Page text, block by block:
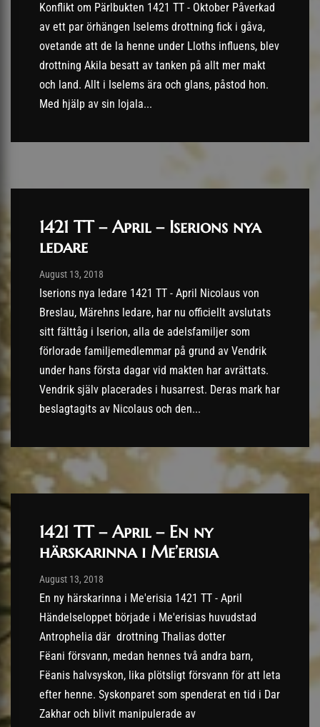
Konflikt om Pärlbukten 1421 TT - Oktober Påverkad
av ett par örhängen Iselems drottning fick i gåva,
ovetande att de la henne under Lloths influens, blev
drottning Akila besatt av tanken på allt mer makt
och land. Allt i Iselems ära och glans, påstod hon.
Med hjälp av sin lojala...
1421 TT – April – Iserions nya
ledare
Post has published by
August 13, 2018
Iserions nya ledare 1421 TT - April Nicolaus von
Breslau, Märehns ledare, har nu officiellt avslutats
sitt fälttåg i Iserion, alla de adelsfamiljer som
förlorade familjemedlemmar på grund av Vendrik
under hans första dagar vid makten har avrättats.
Vendrik själv placerades i husarrest. Deras mark har
beslagtagits av Nicolaus och den...
1421 TT – April – En ny
härskarinna i Me’erisia
Post has published by
August 13, 2018
En ny härskarinna i Me'erisia 1421 TT - April
Händelseloppet började i Me'erisias huvudstad
Antrophelia där drottning Thalias dotter
Fëani försvann, medan hennes två andra barn,
Fëanis halvsyskon, lika plötsligt försvann för att leta
efter henne. Syskonparet som spenderat en tid i Dar
Zakhar och blivit manipulerade av